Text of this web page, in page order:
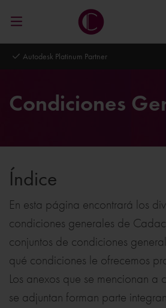
Autodesk Platinum Partner
Condiciones
Índice
En esta página encontrará los
condiciones generales de
conjuntos de condiciones
qué condiciones le ofrecemos
Los anexos que se mencionan a
se adjuntan forman parte